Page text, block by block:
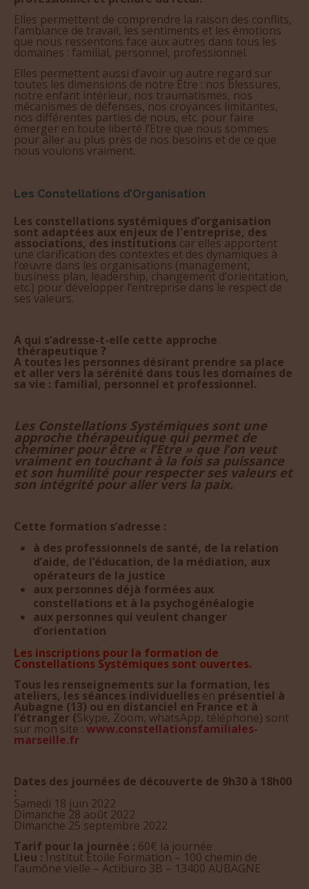
Elles permettent de comprendre la raison des conflits,
l’ambiance de travail, les sentiments et les émotions
que nous ressentons face aux autres dans tous les
domaines : familial, personnel, professionnel.
Elles permettent aussi d’avoir un autre regard sur
toutes les dimensions de notre Être : nos blessures,
notre enfant intérieur, nos traumatismes, nos
mécanismes de défenses, nos croyances limitantes,
nos différentes parties de nous, etc. pour faire
émerger en toute liberté l’Etre que nous sommes
pour aller au plus près de nos besoins et de ce que
nous voulons vraiment.
Les Constellations d’Organisation
Les constellations systémiques d’organisation
sont adaptées aux enjeux de l'entreprise, des
associations, des institutions car elles apportent
une clarification des contextes et des dynamiques à
l’œuvre dans les organisations (management,
business plan, leadership, changement d’orientation,
etc.) pour développer l’entreprise dans le respect de
ses valeurs.
A qui s’adresse-t-elle cette approche
thérapeutique ?
A toutes les personnes désirant prendre sa place
et aller vers la sérénité dans tous les domaines de
sa vie : familial, personnel et professionnel.
Les Constellations Systémiques sont une
approche thérapeutique qui permet de
cheminer pour être « l’Etre » que l’on veut
vraiment en touchant à la fois sa puissance
et son humilité pour respecter ses valeurs et
son intégrité pour aller vers la paix.
Cette formation s’adresse :
à des professionnels de santé, de la relation
d’aide, de l’éducation, de la médiation, aux
opérateurs de la justice
aux personnes déjà formées aux
constellations et à la psychogénéalogie
aux personnes qui veulent changer
d’orientation
Les inscriptions pour la formation de
Constellations Systémiques sont ouvertes.
Tous les renseignements sur la formation, les
ateliers, les séances individuellesenprésentiel à
Aubagne (13) ou en distanciel en France et à
l’étranger (Skype, Zoom, whatsApp, téléphone) sont
sur mon site :www.constellationsfamiliales-
marseille.fr
Dates des journées de découverte de 9h30 à 18h00
:
Samedi 18 juin 2022
Dimanche 28 août 2022
Dimanche 25 septembre 2022
Tarif pour la journée :
60€ la journée
Lieu : Institut Etoile Formation – 100 chemin de
l’aumône vielle – Actiburo 3B – 13400 AUBAGNE